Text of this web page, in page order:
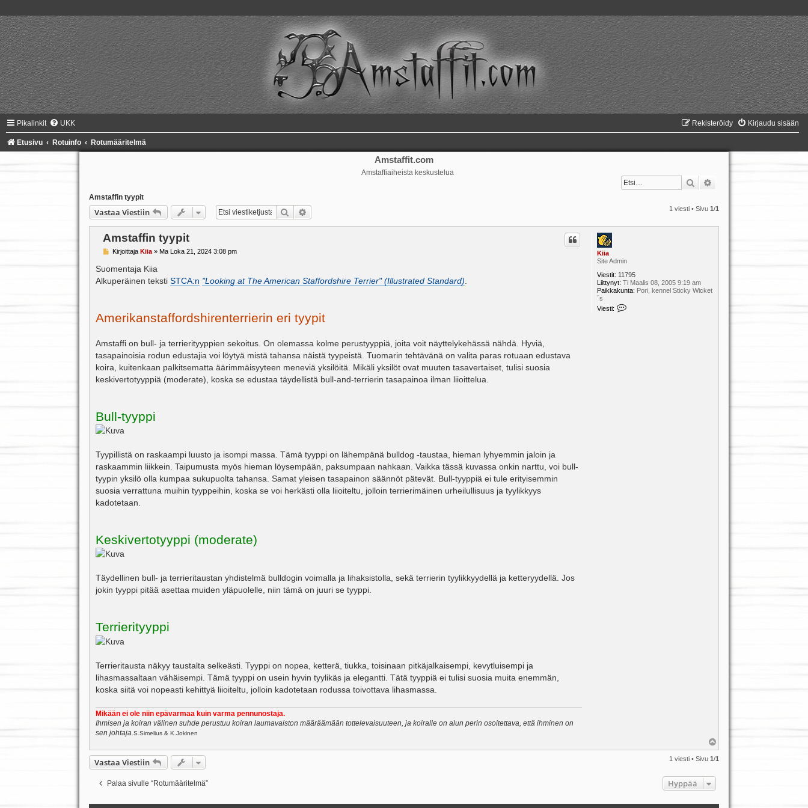
Pikalinkit UKK Kirjaudu sisään
Rekisteröidy
Etusivu Rotuinfo Rotumääritelmä
Amstaffit.com
Amstaffiaiheista keskustelua
Etsi
Amstaffin tyypit
Vastaa Viestiin Etsi 1 viesti • Sivu1/1
Kiia
Site Admin
Viestit: 11795
Liittynyt: Ti Maalis 08, 2005 9:19 am
Paikkakunta: Pori, kennel Sticky Wicket
´s
Viesti:
Amstaffin tyypit
V
e
t
Kirjoittaja Kiia» Ma Loka 21, 2024 3:08 pm
Suomentaja Kiia
Alkuperäinen teksti STCA:n "Looking at The American Staffordshire Terrier" (Illustrated Standard)
Amerikanstaffordshirenterrierin eri tyypit
Amstaffi on bull- ja terrierityyppien sekoitus. On olemassa kolme perustyyppiä, joita voit näyttelykehässä nähdä. Hyviä,
tasapainoisia rodun edustajia voi löytyä mistä tahansa näistä tyypeistä. Tuomarin tehtävänä on valita paras rotuaan edustava
koira, kuitenkaan palkitsematta äärimmäisyyteen meneviä yksilöitä. Mikäli yksilöt ovat muuten tasavertaiset, tulisi suosia
keskivertotyyppiä (moderate), koska se edustaa täydellistä bull-and-terrierin tasapainoa ilman liioittelua.
Bull-tyyppi
Tyypillistä on raskaampi luusto ja isompi massa. Tämä tyyppi on lähempänä bulldog -taustaa, hieman lyhyemmin jaloin ja
raskaammin liikkein. Taipumusta myös hieman löysempään, paksumpaan nahkaan. Vaikka tässä kuvassa onkin narttu, voi bull-
tyypin yksilö olla kumpaa sukupuolta tahansa. Samat yleisen tasapainon säännöt pätevät. Bull-tyyppiä ei tule erityisemmin
suosia verrattuna muihin tyyppeihin, koska se voi herkästi olla liioiteltu, jolloin terrierimäinen urheilullisuus ja tyylikkyys
kadotetaan.
Keskivertotyyppi (moderate)
Täydellinen bull- ja terrieritaustan yhdistelmä bulldogin voimalla ja lihaksistolla, sekä terrierin tyylikkyydellä ja ketteryydellä. Jos
jokin tyyppi pitää asettaa muiden yläpuolelle, niin tämä on juuri se tyyppi.
Terrierityyppi
Terrieritausta näkyy taustalta selkeästi. Tyyppi on nopea, ketterä, tiukka, toisinaan pitkäjalkaisempi, kevytluisempi ja
lihasmassaltaan vähäisempi. Tämä tyyppi on usein hyvin tyylikäs ja elegantti. Tätä tyyppiä ei tulisi suosia muita enemmän,
koska siitä voi nopeasti kehittyä liioiteltu, jolloin kadotetaan rodussa toivottava lihasmassa.
Mikään ei ole niin epävarmaa kuin varma pennunostaja.
Ihmisen ja koiran välinen suhde perustuu koiran laumavaiston määräämään tottelevaisuuteen, ja koiralle on alun perin osoitettava, että ihminen on
sen johtaja.S.Simelius & K.Jokinen
l
ö
Vastaa Viestiin 1 viesti • Sivu1/1
Palaa sivulle “Rotumääritelmä” Hyppää